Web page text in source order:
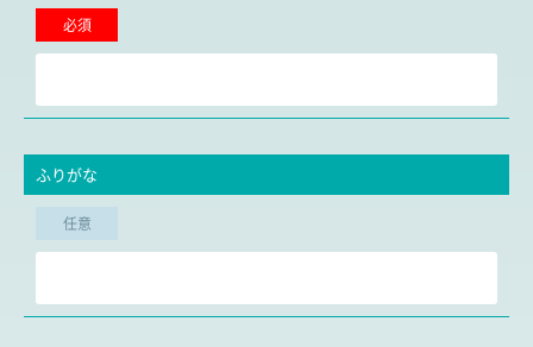
必須
ふりがな
任意